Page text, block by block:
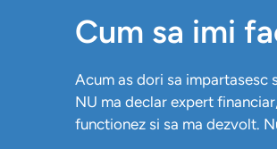
Cum sa imi
Acum as dori sa impartasesc
NU ma declar expert
functionez si sa ma dezvolt.